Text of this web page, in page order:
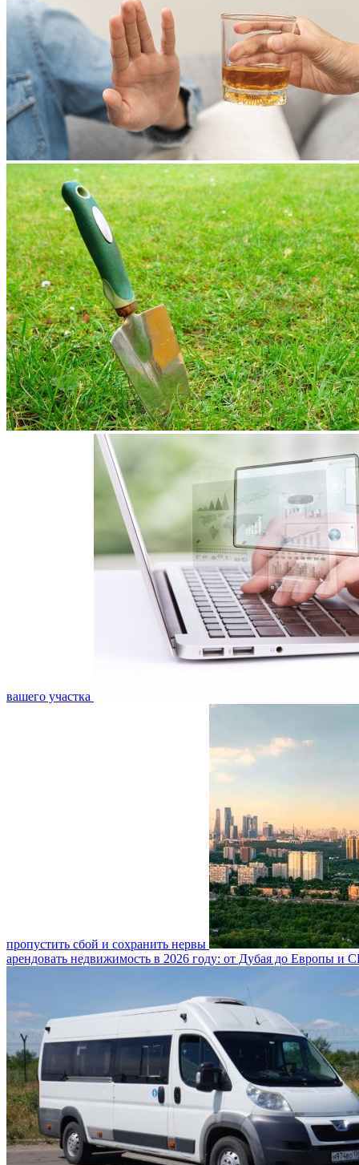
вашего участка
пропустить сбой и сохранить нервы
арендовать недвижимость в 2026 году: от Дубая до Европы и